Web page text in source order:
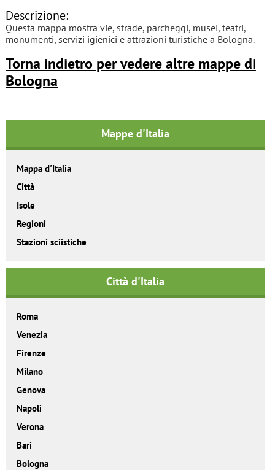
Descrizione:
Questa mappa mostra vie, strade, parcheggi, musei, teatri,
monumenti, servizi igienici e attrazioni turistiche a Bologna.
Torna indietro per vedere altre mappe di
Bologna
Mappe d'Italia
Mappa d'Italia
Città
Isole
Regioni
Stazioni sciistiche
Città d'Italia
Roma
Venezia
Firenze
Milano
Genova
Napoli
Verona
Bari
Bologna